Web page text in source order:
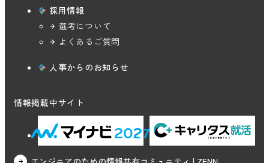
採用情報
選考について
よくあるご質問
人事からのお知らせ
情報掲載中サイト